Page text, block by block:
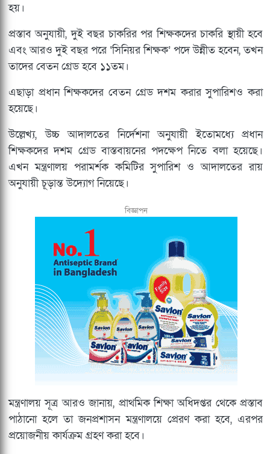
হয়।
প্রস্তাব অনুযায়ী, দুই বছর চাকরির পর শিক্ষকদের চাকরি স্থায়ী হবে
এবং আরও দুই বছর পরে ‘সিনিয়র শিক্ষক’ পদে উন্নীত হবেন, তখন
তাদের বেতন গ্রেড হবে ১১তম।
এছাড়া প্রধান শিক্ষকদের বেতন গ্রেড দশম করার সুপারিশও করা
হয়েছে।
উল্লেখ্য, উচ্চ আদালতের নির্দেশনা অনুযায়ী ইতোমধ্যে প্রধান
শিক্ষকদের দশম গ্রেড বাস্তবায়নের পদক্ষেপ নিতে বলা হয়েছে।
এখন মন্ত্রণালয় পরামর্শক কমিটির সুপারিশ ও আদালতের রায়
অনুযায়ী চূড়ান্ত উদ্যোগ নিয়েছে।
বিজ্ঞাপন
মন্ত্রণালয় সূত্র আরও জানায়, প্রাথমিক শিক্ষা অধিদপ্তর থেকে প্রস্তাব
পাঠানো হলে তা জনপ্রশাসন মন্ত্রণালয়ে প্রেরণ করা হবে, এরপর
প্রয়োজনীয় কার্যক্রম গ্রহণ করা হবে।